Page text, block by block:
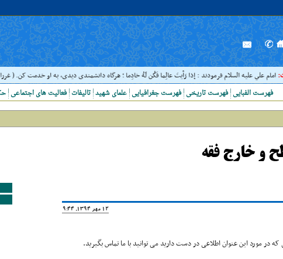
علي عليه السلام فرمودند : إذا رَأيتَ عالِما فَکُن لَهُ خادِما ؛ هرگاه دانشمندى ديدى، به او خدمت کن. ( غررالحکم ح
فعالیت های اجتماعی تالیفات علمای شهید فهرست جغرافیایی فهرست تاریخی فهرست الفبایی
و خارج فقه
12 مهر 1394, 19:44
مورد این عنوان اطلاعی در دست دارید می توانید با ما تماس بگیرید.